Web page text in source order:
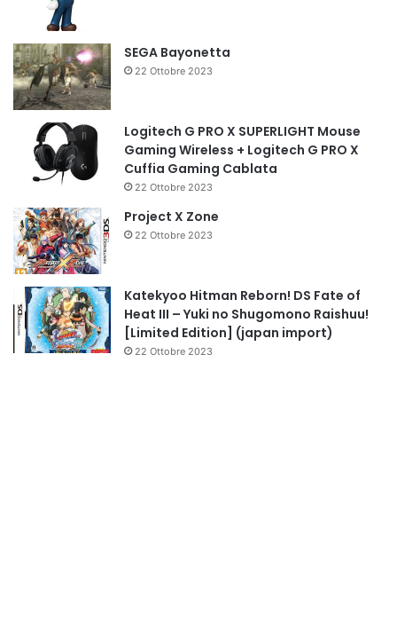
SEGA Bayonetta
22 Ottobre 2023
Logitech G PRO X SUPERLIGHT Mouse
Gaming Wireless + Logitech G PRO X
Cuffia Gaming Cablata
22 Ottobre 2023
Project X Zone
22 Ottobre 2023
Katekyoo Hitman Reborn! DS Fate of
Heat III – Yuki no Shugomono Raishuu!
[Limited Edition] (japan import)
22 Ottobre 2023